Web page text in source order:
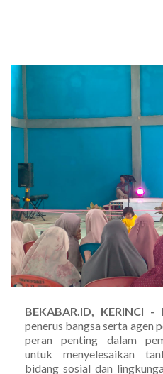
BEKABAR.ID, KERINCI -
penerus bangsa serta agen
peran penting dalam
untuk menyelesaikan
bidang sosial dan